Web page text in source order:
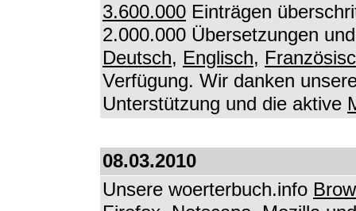
3.600.000 Einträgen
2.000.000 Übersetzungen
Deutsch, Englisch,
Verfügung. Wir danken
Unterstützung und die aktive
08.03.2010
Unsere woerterbuch.info